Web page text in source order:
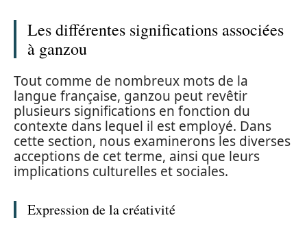
Les différentes significations associées
à ganzou
Tout comme de nombreux mots de la
langue française, ganzou peut revêtir
plusieurs significations en fonction du
contexte dans lequel il est employé. Dans
cette section, nous examinerons les diverses
acceptions de cet terme, ainsi que leurs
implications culturelles et sociales.
Expression de la créativité